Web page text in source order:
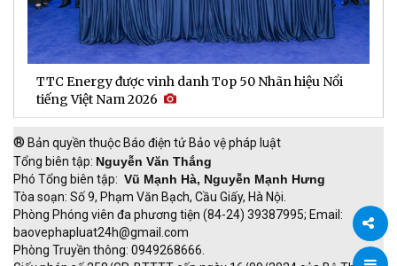
Chia
TTC Energy được vinh danh Top 50 Nhãn hiệu Nổi
tiếng Việt Nam 2026
® Bản quyền thuộc Báo điện tử Bảo vệ pháp luật
Tổng biên tập: Nguyễn Văn Thắng
Phó Tổng biên tập: Vũ Mạnh Hà, Nguyễn Mạnh Hưng
Tòa soạn: Số 9, Phạm Văn Bạch, Cầu Giấy, Hà Nội.
Phòng Phóng viên đa phương tiện (84-24) 39387995; Email:
baovephapluat24h@gmail.com
Phòng Truyền thông: 0949268666.